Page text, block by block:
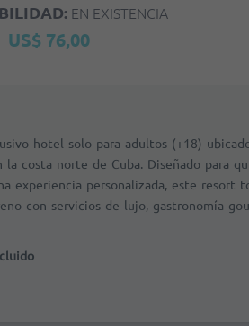
EN EXISTENCIA
US$ 76,00
hotel solo para adultos (+18)
la costa norte de Cuba. Diseñado para
experiencia personalizada, este resort
con servicios de lujo, gastronomía